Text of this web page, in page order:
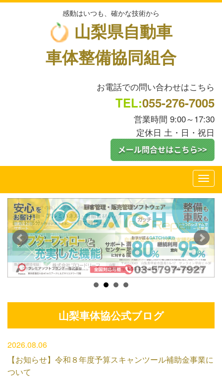
感動はいつも、確かな技術から
山梨県自動車
車体整備協同組合
お電話での問い合わせはこちら
TEL:055-276-7005
営業時間 9:00～17:30
定休日 土・日・祝日
山梨車体協公式ブログ
2026.08.06
【お知らせ】令和８年度予算スキャンツール補助金事業に
ついて